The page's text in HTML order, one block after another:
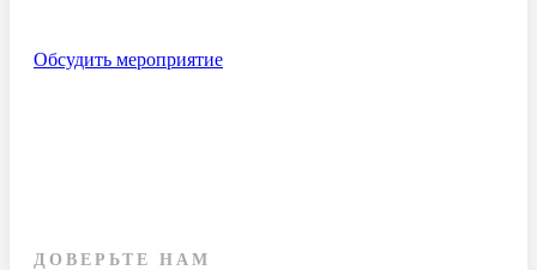
Обсудить мероприятие
ДОВЕРЬТЕ НАМ